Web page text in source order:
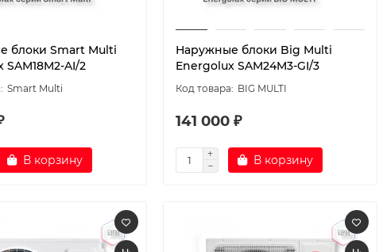
блоки Smart Multi
SAM18M2-AI/2
Smart Multi
В корзину
Наружные блоки Big Multi
Energolux SAM24M3-GI/3
BIG MULTI
141 000 ₽
В корзину